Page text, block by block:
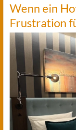
Wenn ein
Frustration